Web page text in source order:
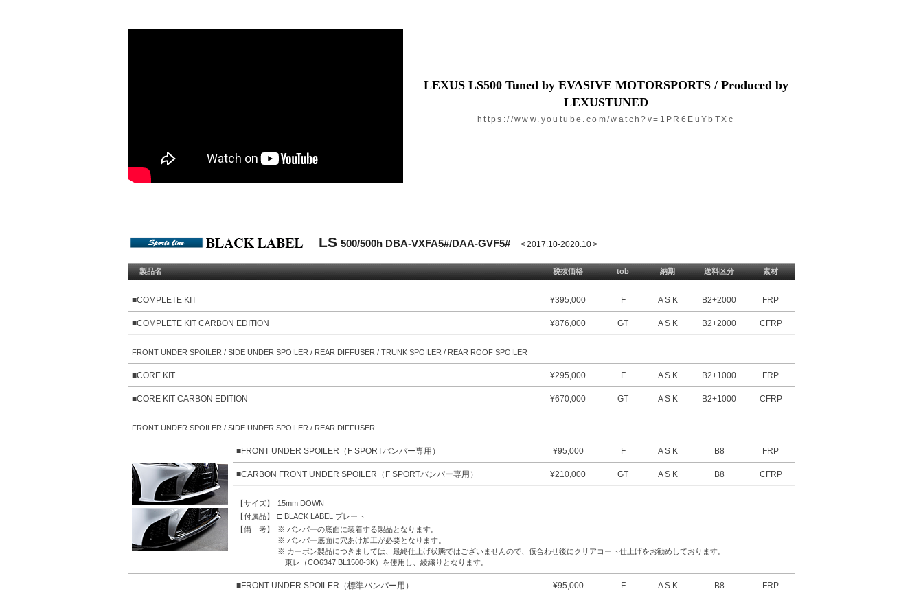
LEXUS LS500 Tuned by EVASIVE MOTORSPORTS / Produced by
LEXUSTUNED
https://www.youtube.com/watch?v=1PR6EuYbTXc
LS500/500h DBA-VXFA5#/DAA-GVF5# < 2017.10-2020.10 >
製品名 税抜価格 tob 納期 送料区分 素材
■COMPLETE KIT ¥395,000 F A S K B2+2000 FRP
■COMPLETE KIT CARBON EDITION ¥876,000 GT A S K B2+2000 CFRP
FRONT UNDER SPOILER / SIDE UNDER SPOILER / REAR DIFFUSER / TRUNK SPOILER / REAR ROOF SPOILER
■CORE KIT ¥295,000 F A S K B2+1000 FRP
■CORE KIT CARBON EDITION ¥670,000 GT A S K B2+1000 CFRP
FRONT UNDER SPOILER / SIDE UNDER SPOILER / REAR DIFFUSER
■FRONT UNDER SPOILER（F SPORTバンパー専用） ¥95,000 F A S K B8 FRP
■CARBON FRONT UNDER SPOILER（F SPORTバンパー専用） ¥210,000 GT A S K B8 CFRP
【サイズ】
15mm DOWN
【付属品】
□ BLACK LABEL プレート
【備 考】
※ バンパーの底面に装着する製品となります。
※ バンパー底面に穴あけ加工が必要となります。
※ カーボン製品につきましては、最終仕上げ状態ではございませんので、仮合わせ後にクリアコート仕上げをお勧めしております。
東レ（CO6347 BL1500-3K）を使用し、綾織りとなります。
■FRONT UNDER SPOILER（標準バンパー用） ¥95,000 F A S K B8 FRP